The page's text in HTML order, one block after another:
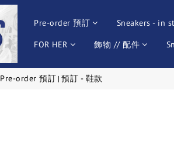
Pre-order 預訂 Sneakers - in
FOR HER 飾物 // 配件
Pre-order 預訂 | 預訂 - 鞋款